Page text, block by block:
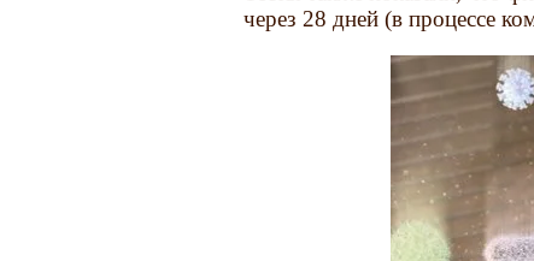
через 28 дней (в процессе